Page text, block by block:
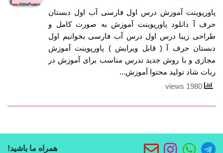
پاورپوینت آموزش درس اول فارسی آب اول دبستان
حرف آ دانلود پاورپوینت آموزش به صورت کامل و
طراحی زیبا درس اول درس آب فارسی بخوانیم اول
دبستان حرف آ ( قابل ویرایش ) پاورپوینت آموزش
مجازی و با روش جدید تدرس مناسب برای آموزش در
ربات شاد تولید محتوا آموزش...
همراه ما باشید!